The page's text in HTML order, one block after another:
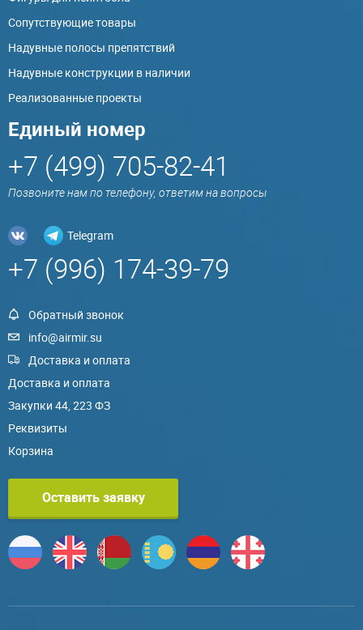
Сопутствующие товары
Надувные полосы препятствий
Надувные конструкции в наличии
Реализованные проекты
Единый номер
+7 (499) 705-82-41
Позвоните нам по телефону, ответим на вопросы
Telegram
+7 (996) 174-39-79
Обратный звонок
info@airmir.su
Доставка и оплата
Доставка и оплата
Закупки 44, 223 ФЗ
Реквизиты
Корзина
Оставить заявку